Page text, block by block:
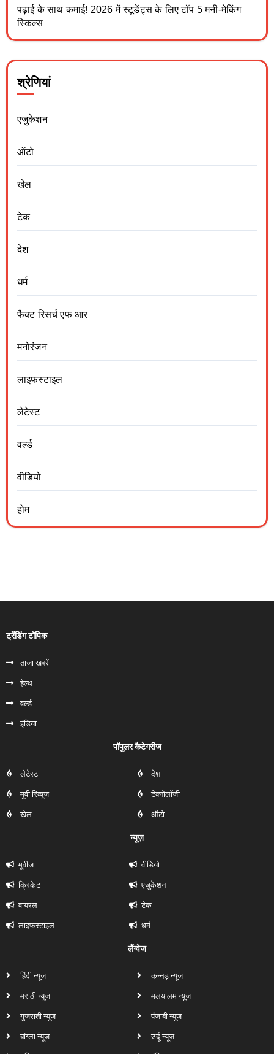
पढ़ाई के साथ कमाई! 2026 में स्टूडेंट्स के लिए टॉप 5 मनी-मेकिंग
स्किल्स
श्रेणियां
एजुकेशन
ऑटो
खेल
टेक
देश
धर्म
फैक्ट रिसर्च एफ आर
मनोरंजन
लाइफस्टाइल
लेटेस्ट
वर्ल्ड
वीडियो
होम
ट्रेंडिंग टॉपिक
ताजा खबरें
हेल्‍थ
वर्ल्ड
इंडिया
पॉपुलर कैटेगरीज
लेटेस्ट
मूवी रिव्यूज
खेल
देश
टेक्नोलॉजी
ऑटो
न्यूज़
मूवीज
क्रिकेट
वायरल
लाइफस्टाइल
वीडियो
एजुकेशन
टेक
धर्म
लैंग्वेज
हिंदी न्यूज
मराठी न्यूज
गुजराती न्यूज
बांग्ला न्यूज
कन्नड़ न्यूज
मलयालम न्यूज
पंजाबी न्यूज
उर्दू न्यूज